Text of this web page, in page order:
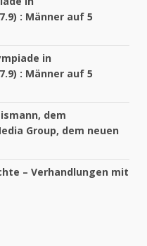
: Männer auf 5
in
: Männer auf 5
dem
Group, dem neuen
– Verhandlungen mit